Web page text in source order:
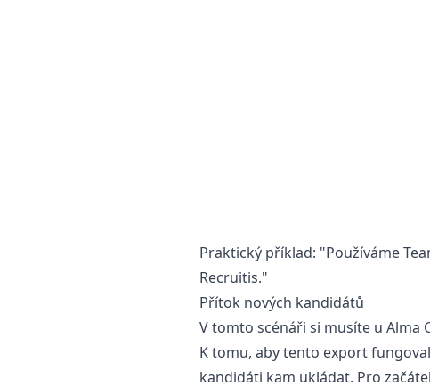
Praktický příklad: "Používáme
Recruitis."
Přítok nových kandidátů
V tomto scénáři si musíte u Alma
K tomu, aby tento export
kandidáti kam ukládat. Pro